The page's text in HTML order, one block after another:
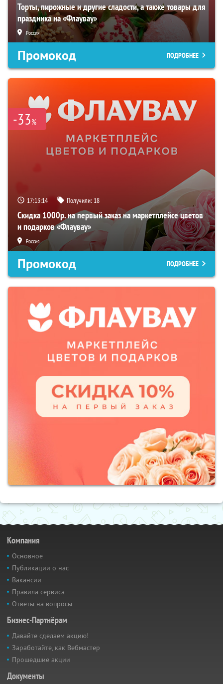
Торты, пирожные и другие сладости, а также товары для
праздника на «Флаувау»
Россия
Промокод ПОДРОБНЕЕ
-33%
17:13:13 Получили: 18
Скидка 1000р. на первый заказ на маркетплейсе цветов
и подарков «Флаувау»
Россия
Промокод ПОДРОБНЕЕ
Компания
Основное
Публикации о нас
Вакансии
Правила сервиса
Ответы на вопросы
Бизнес-Партнёрам
Давайте сделаем акцию!
Заработайте, как Вебмастер
Прошедшие акции
Документы